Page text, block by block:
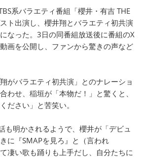
系バラエティ番組「櫻井・有吉 THE
ト出演し、櫻井翔とバラエティ初共演
なった。3日の同番組放送後に番組のX
画を公開し、ファンから驚きの声など
がバラエティ初共演」とのナレーショ
わせ、稲垣が「本物だ！」と驚くと、
ださい」と苦笑い。
も明かされるようで、櫻井が「デビュ
に『SMAPを見ろ』と（言われ
凄い歌も踊りも上手だし、自分たちに